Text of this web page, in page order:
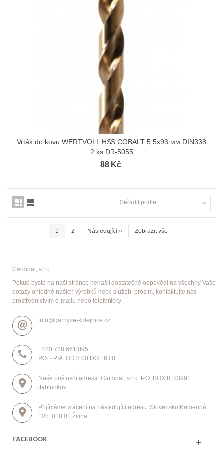
Vrták do kovu WERTVOLL HSS COBALT 5,5х93 мм DIN338
2 ks DR-5055
88 Kč
Seřadit podle: --
1 2 Následující» Zobrazit vše
Cardinal, s.r.o.
Pokud byste na naší stránce nenašli dostatečně odpovědi na všechny Vaše
dotazy ohledně našich výrobků nebo služeb, prosím, kontaktujte nás
prostřednictvím e-mailu nebo telefonicky
info@garnyze-kolejnice.cz
+420 728 661 095
PO. - PIA. OD 8:00 DO 16:00
Naše poštovní adresa: Cardinal, s.r.o. P.O. BOX 8, 73991
Jablunkov
Přijímáme vrácení na následující adresu: Slovensko Kamenná
12b 010 01 Žilina
FACEBOOK